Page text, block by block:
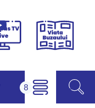
Campus
Viața